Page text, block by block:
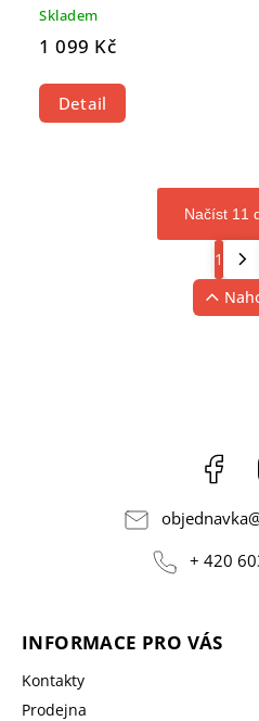
Skladem
1 099 Kč
Detail
Načíst 11
1
objednavka
+ 420
INFORMACE PRO VÁS
Kontakty
Prodejna